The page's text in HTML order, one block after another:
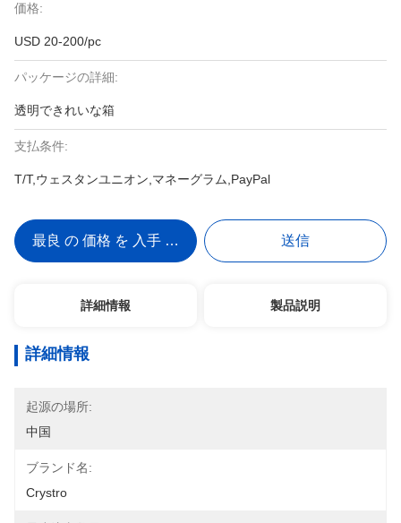
価格:
USD 20-200/pc
パッケージの詳細:
透明できれいな箱
支払条件:
T/T,ウェスタンユニオン,マネーグラム,PayPal
最良 の 価格 を 入手 する 送信
詳細情報 製品説明
詳細情報
起源の場所:
中国
ブランド名:
Crystro